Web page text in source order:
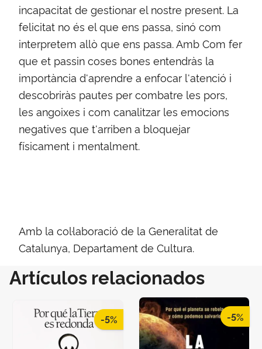
incapacitat de gestionar el nostre present. La
felicitat no és el que ens passa, sinó com
interpretem allò que ens passa. Amb Com fer
que et passin coses bones entendràs la
importància d'aprendre a enfocar l'atenció i
descobriràs pautes per combatre les pors,
les angoixes i com canalitzar les emocions
negatives que t'arriben a bloquejar
físicament i mentalment.
Amb la col·laboració de la Generalitat de
Catalunya, Departament de Cultura.
Artículos relacionados
-5% -5%